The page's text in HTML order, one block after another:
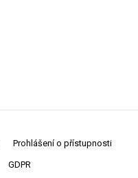
Prohlášení o přístupnosti
GDPR